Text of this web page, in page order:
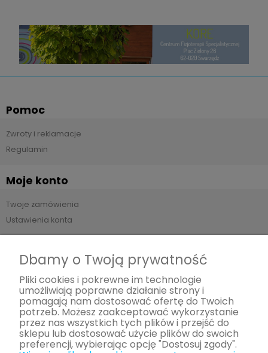
Pomoc
Zwroty i reklamacje
Regulamin
Moje konto
Twoje zamówienia
Ustawienia konta
Płatności i dostawa
Formy płatności
Czas i koszty dostawy
Informacje
Polityka prywatności
Dbamy o Twoją prywatność
Pliki cookies i pokrewne im technologie
umożliwiają poprawne działanie strony i
pomagają nam dostosować ofertę do Twoich
potrzeb. Możesz zaakceptować wykorzystanie
przez nas wszystkich tych plików i przejść do
sklepu lub dostosować użycie plików do swoich
preferencji, wybierając opcję "Dostosuj zgody".